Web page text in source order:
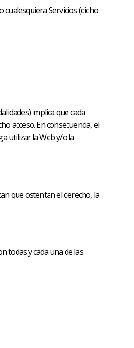
cualesquiera Servicios (dicho
implica que cada
acceso. En consecuencia, el
utilizar la Web y/o la
que ostentan el derecho, la
todas y cada una de las